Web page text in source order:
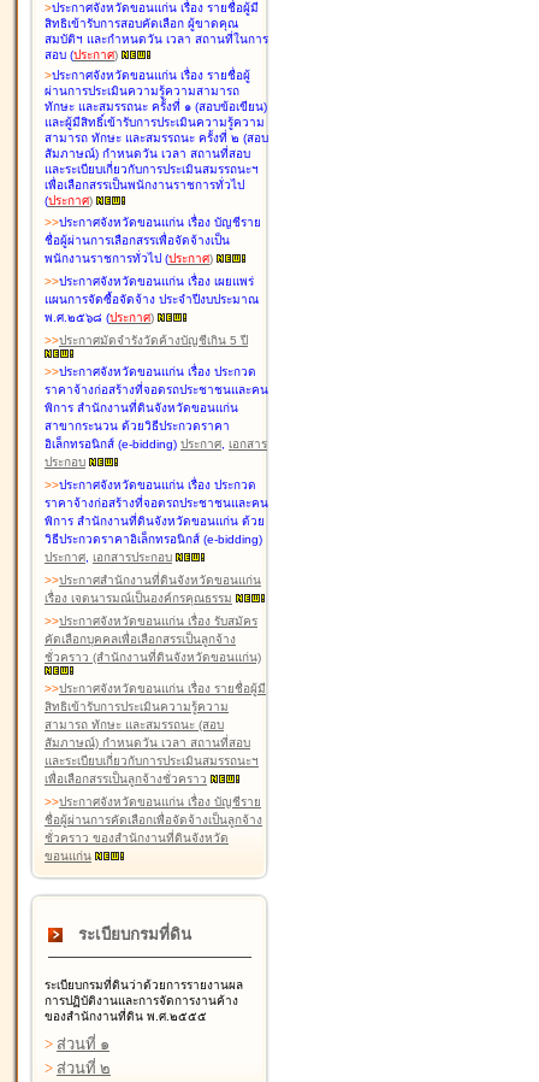
>ประกาศจังหวัดขอนแก่น เรื่อง รายชื่อผู้มี
สิทธิเข้ารับการสอบคัดเลือก ผู้ขาดคุณ
สมบัติฯ และกำหนดวัน เวลา สถานที่ในการ
สอบ (ประกาศ)
>ประกาศจังหวัดขอนแก่น เรื่อง รายชื่อผู้
ผ่านการประเมินความรู้ความสามารถ
ทักษะ และสมรรถนะ ครั้งที่ ๑ (สอบข้อเขียน)
และผู้มีสิทธิ์เข้ารับการประเมินความรู้ความ
สามารถ ทักษะ และสมรรถนะ ครั้งที่ ๒ (สอบ
สัมภาษณ์) กำหนดวัน เวลา สถานที่สอบ
และระเบียบเกี่ยวกับการประเมินสมรรถนะฯ
เพื่อเลือกสรรเป็นพนักงานราชการทั่วไป
(ประกาศ)
>>ประกาศจังหวัดขอนแก่น เรื่อง บัญชีราย
ชื่อผู้ผ่านการเลือกสรรเพื่อจัดจ้างเป็น
พนักงานราชการทั่วไป (ประกาศ)
>>ประกาศจังหวัดขอนแก่น เรื่อง เผยแพร่
แผนการจัดซื้อจัดจ้าง ประจำปีงบประมาณ
พ.ศ.๒๕๖๘ (ประกาศ)
>>ประกาศมัดจำรังวัดค้างบัญชีเกิน 5 ปี
>>ประกาศจังหวัดขอนแก่น เรื่อง ประกวด
ราคาจ้างก่อสร้างที่จอดรถประชาชนและคน
พิการ สำนักงานที่ดินจังหวัดขอนแก่น
สาขากระนวน ด้วยวิธีประกวดราคา
อิเล็กทรอนิกส์ (e-bidding) ประกาศ, เอกสาร
ประกอบ
>>ประกาศจังหวัดขอนแก่น เรื่อง ประกวด
ราคาจ้างก่อสร้างที่จอดรถประชาชนและคน
พิการ สำนักงานที่ดินจังหวัดขอนแก่น ด้วย
วิธีประกวดราคาอิเล็กทรอนิกส์ (e-bidding)
ประกาศ, เอกสารประกอบ
>>ประกาศสำนักงานที่ดินจังหวัดขอนแก่น
เรื่อง เจตนารมณ์เป็นองค์กรคุณธรรม
>>ประกาศจังหวัดขอนแก่น เรื่อง รับสมัคร
คัดเลือกบุคคลเพื่อเลือกสรรเป็นลูกจ้าง
ชั่วคราว (สำนักงานที่ดินจังหวัดขอนแก่น)
>>ประกาศจังหวัดขอนแก่น เรื่อง รายชื่อผู้มี
สิทธิเข้ารับการประเมินความรู้ความ
สามารถ ทักษะ และสมรรถนะ (สอบ
สัมภาษณ์) กำหนดวัน เวลา สถานที่สอบ
และระเบียบเกี่ยวกับการประเมินสมรรถนะฯ
เพื่อเลือกสรรเป็นลูกจ้างชั่วคราว
>>ประกาศจังหวัดขอนแก่น เรื่อง บัญชีราย
ชื่อผู้ผ่านการคัดเลือกเพื่อจัดจ้างเป็นลูกจ้าง
ชั่วคราว ของสำนักงานที่ดินจังหวัด
ขอนแก่น
ระเบียบกรมที่ดิน
ระเบียบกรมที่ดินว่าด้วยการรายงานผล
การปฏิบัติงานและการจัดการงานค้าง
ของสำนักงานที่ดิน พ.ศ.๒๕๕๕
> ส่วนที่ ๑
> ส่วนที่ ๒